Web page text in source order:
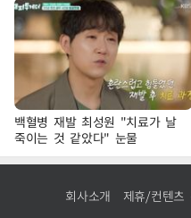
백혈병 재발 최성원 "치료가 날
죽이는 것 같았다" 눈물
회사소개 제휴/컨텐츠